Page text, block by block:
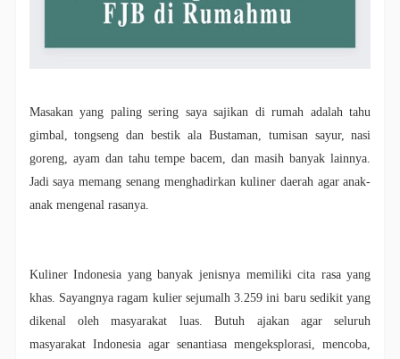
Masakan yang paling sering saya sajikan di rumah adalah tahu
gimbal, tongseng dan bestik ala Bustaman, tumisan sayur, nasi
goreng, ayam dan tahu tempe bacem, dan masih banyak lainnya.
Jadi saya memang senang menghadirkan kuliner daerah agar anak-
anak mengenal rasanya.
Kuliner Indonesia yang banyak jenisnya memiliki cita rasa yang
khas. Sayangnya ragam kulier sejumalh 3.259 ini baru sedikit yang
dikenal oleh masyarakat luas. Butuh ajakan agar seluruh
masyarakat Indonesia agar senantiasa mengeksplorasi, mencoba,